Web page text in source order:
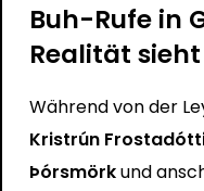
Buh-Rufe in
Realität
Während von der
Kristrún
Þórsmörkund